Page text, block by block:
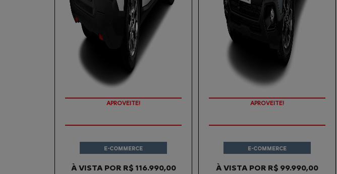
APROVEITE!
À VISTA POR R$ 116.990,00
E-COMMERCE
APROVEITE!
À VISTA POR R$ 99.990,00
E-COMMERCE